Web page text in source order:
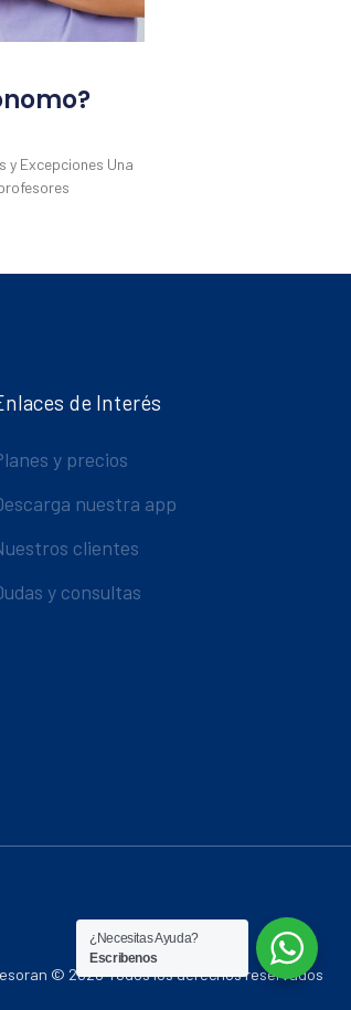
y Excepciones Una
de Interés
y precios
nuestra app
clientes
y consultas
© 2026 Todos los derechos reservados
¿Necesitas Ayuda?
Escribenos